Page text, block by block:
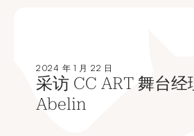
2024 年 1 月 22 日
采访 CC ART 舞台
Abelin